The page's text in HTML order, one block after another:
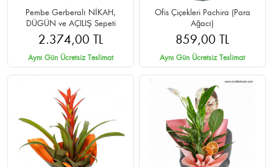
Pembe Gerberalı NİKAH,
DÜGÜN ve AÇILIŞ Sepeti
2.374,00 TL
Aynı Gün Ücretsiz Teslimat
Ofis Çiçekleri Pachira (Para
Ağacı)
859,00 TL
Aynı Gün Ücretsiz Teslimat